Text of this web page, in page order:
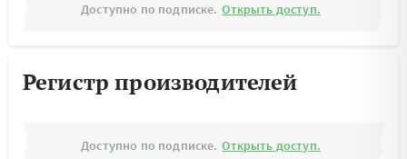
Доступно по подписке. Открыть доступ.
Регистр производителей
Доступно по подписке. Открыть доступ.